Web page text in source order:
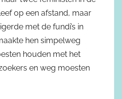
op een afstand, maar
met de fundi’s in
hen simpelweg
houden met het
en weg moesten